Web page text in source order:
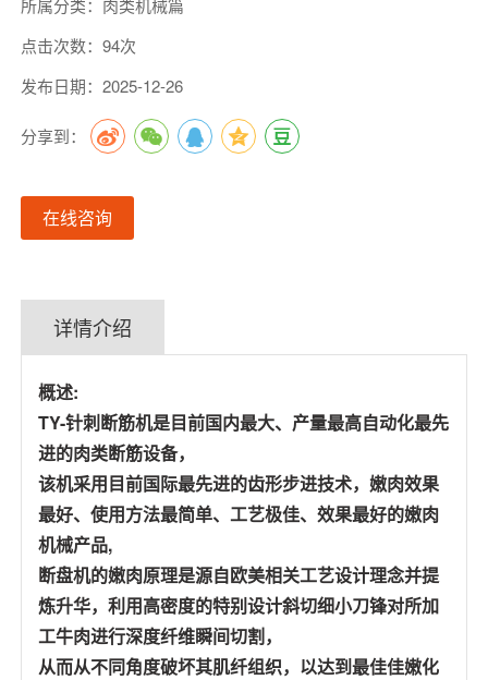
所属分类：肉类机械篇
点击次数：94次
发布日期：2025-12-26
分享到：
在线咨询
详情介绍
概述:
TY-针刺断筋机是目前国内最大、产量最高自动化最先
进的肉类断筋设备，
该机采用目前国际最先进的齿形步进技术，嫩肉效果
最好、使用方法最简单、工艺极佳、效果最好的嫩肉
机械产品,
断盘机的嫩肉原理是源自欧美相关工艺设计理念并提
炼升华，利用高密度的特别设计斜切细小刀锋对所加
工牛肉进行深度纤维瞬间切割，
从而从不同角度破坏其肌纤组织，以达到最佳佳嫩化